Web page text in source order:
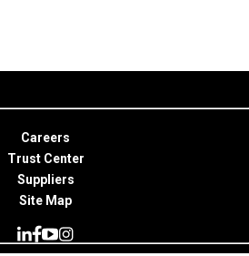
Careers
Trust Center
Suppliers
Site Map